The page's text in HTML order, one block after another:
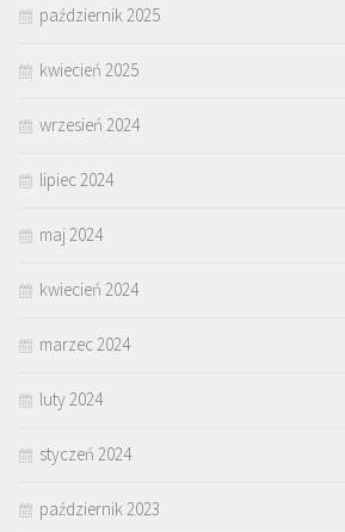
październik 2025
kwiecień 2025
wrzesień 2024
lipiec 2024
maj 2024
kwiecień 2024
marzec 2024
luty 2024
styczeń 2024
październik 2023